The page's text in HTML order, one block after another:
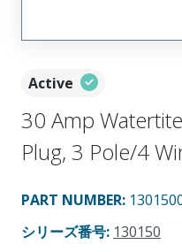
Active
30 Amp
Plug, 3 Pole/4
PART NUMBER:
シリーズ番号: 130150